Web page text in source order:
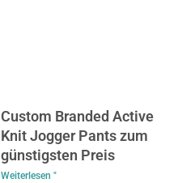
Custom Branded Active
Knit Jogger Pants zum
günstigsten Preis
Weiterlesen "